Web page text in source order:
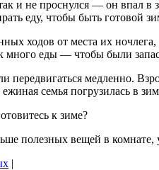
и не проснулся — он впал в
еду, чтобы быть готовой
ходов от места их
много еды — чтобы были
передвигаться медленно.
семья погрузилась в
к зиме?
полезных вещей в
|